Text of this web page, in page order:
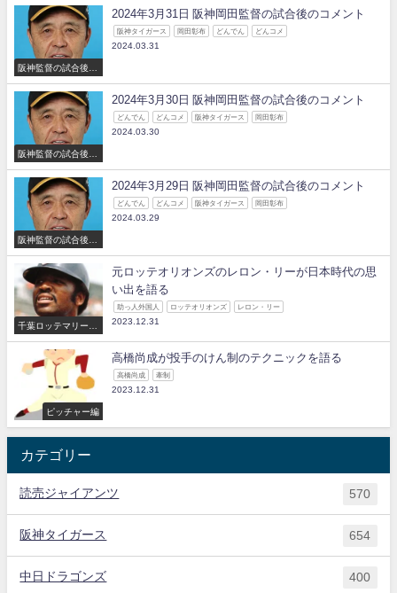
阪神監督の試合後の
2024年3月31日 阪神岡田監督の試合後のコメント
阪神タイガース 岡田彰布 どんでん どんコメ
2024.03.31
阪神監督の試合後の
2024年3月30日 阪神岡田監督の試合後のコメント
どんでん どんコメ 阪神タイガース 岡田彰布
2024.03.30
阪神監督の試合後の
2024年3月29日 阪神岡田監督の試合後のコメント
どんでん どんコメ 阪神タイガース 岡田彰布
2024.03.29
千葉ロッテマリーン
元ロッテオリオンズのレロン・リーが日本時代の思
い出を語る
助っ人外国人 ロッテオリオンズ レロン・リー
2023.12.31
ピッチャー編
高橋尚成が投手のけん制のテクニックを語る
高橋尚成 牽制
2023.12.31
カテゴリー
読売ジャイアンツ 570
阪神タイガース 654
中日ドラゴンズ 400